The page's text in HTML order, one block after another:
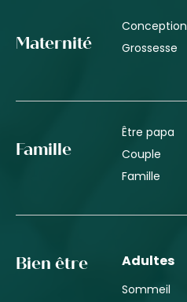
Maternité
Conception
Grossesse
Famille
Être papa
Couple
Famille
Bien être Adultes
Sommeil